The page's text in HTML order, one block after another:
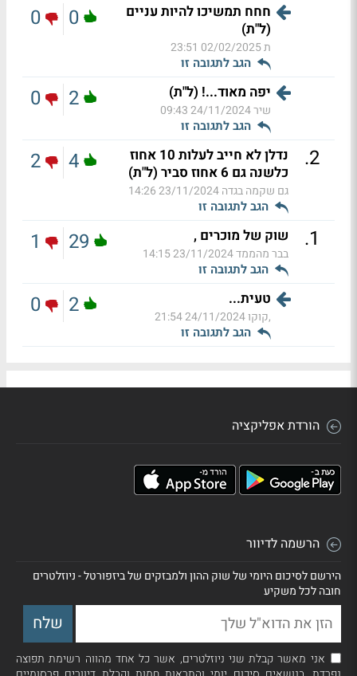
חחח תמשיכו להיות עניים
(ל"ת)
ת02/02/2025 23:51
הגב לתגובה זו
0
0
יפה מאוד...! (ל"ת)
שיר24/11/2024 09:43
הגב לתגובה זו
2
0
2
.
נדלן לא חייב לעלות 10 אחוז
כלשנה גם 6 אחוז סביר (ל"ת)
גם שקמה בגדה23/11/2024 14:26
הגב לתגובה זו
4
2
1
. שוק של מוכרים ,
בבר מהממד23/11/2024 14:15
הגב לתגובה זו
29
1
טעית...
,קוקו24/11/2024 21:54
הגב לתגובה זו
2
0
הורדת אפליקציה
הרשמה לדיוור
הירשם לסיכום היומי של שוק ההון ולמבזקים של ביזפורטל - ניוזלטרים
חובה לכל משקיע
אני מאשר קבלת שני ניוזלטרים, אשר כל אחד מהווה רשימת תפוצה